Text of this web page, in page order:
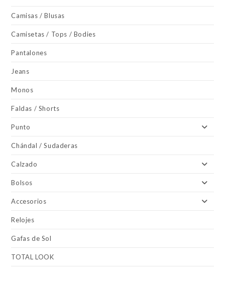
Camisas / Blusas
Camisetas / Tops / Bodies
Pantalones
Jeans
Monos
Faldas / Shorts
Punto
Chándal / Sudaderas
Calzado
Bolsos
Accesorios
Relojes
Gafas de Sol
TOTAL LOOK